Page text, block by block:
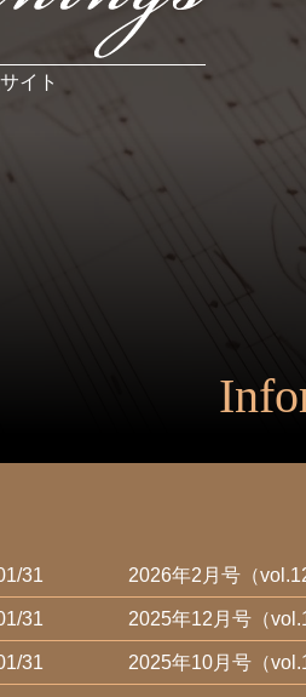
イト
31 2026年2月号（
31 2025年12月号（
31 2025年10月号（